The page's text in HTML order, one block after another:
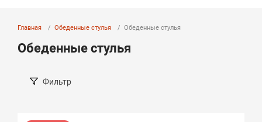
Главная Обеденные стулья Обеденные стулья
Обеденные стулья
Фильтр